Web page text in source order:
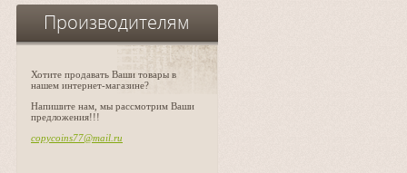
Производителям
Хотите продавать Ваши товары в
нашем интернет-магазине?
Напишите нам, мы рассмотрим Ваши
предложения!!!
copycoins77@mail.ru